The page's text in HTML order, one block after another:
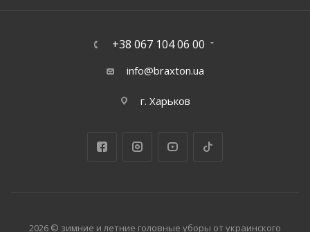
+38 067 104 06 00
info@braxton.ua
г. Харьков
2026 © зимние и летние головные уборы от украинского